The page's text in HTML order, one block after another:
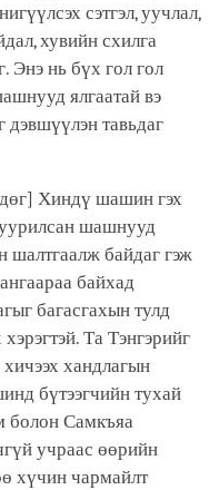
сэтгэл, уучлал,
хувийн схилга
Энэ нь бүх гол гол
ялгаатай вэ
дэвшүүлэн тавьдаг
Хиндү шашин гэх
шашнууд
шалтгаалж байдаг гэж
байхад
багасгахын тулд
Та Тэнгэрийг
хандлагын
бүтээгчийн тухай
болон Самкъяа
учраас өөрийн
хүчин чармайлт